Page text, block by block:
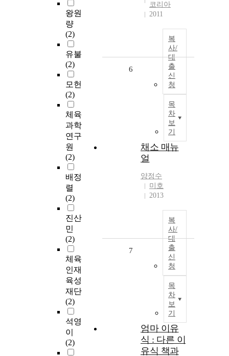
왕원
량
(2)
유불
(2)
모헌
(2)
체육
과학
연구
원
(2)
배정
렬
(2)
진산
민
(2)
체육
인재
육성
재단
(2)
석영
이
(2)
코리아
2011
복
사/
대
출
신
청
목
차
보
기
6
채소 매뉴
얼
양정수
미호
2013
복
사/
대
출
신
청
목
차
보
기
7
엄마 이유
식 : 다른 이
유식 책과